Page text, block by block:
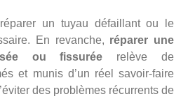
un tuyau défaillant ou le
En revanche, réparer une
ou fissurée relève de
et munis d’un réel savoir-faire
des problèmes récurrents de